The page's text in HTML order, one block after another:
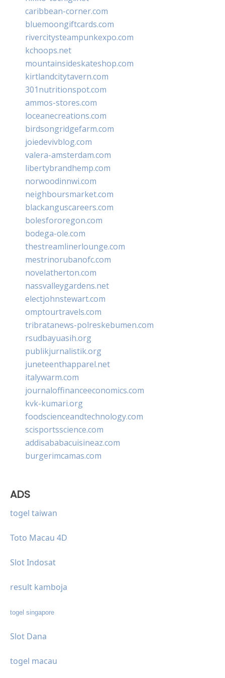
caribbean-corner.com
bluemoongiftcards.com
rivercitysteampunkexpo.com
kchoops.net
mountainsideskateshop.com
kirtlandcitytavern.com
301nutritionspot.com
ammos-stores.com
loceanecreations.com
birdsongridgefarm.com
joiedevivblog.com
valera-amsterdam.com
libertybrandhemp.com
norwoodinnwi.com
neighboursmarket.com
blackanguscareers.com
bolesfororegon.com
bodega-ole.com
thestreamlinerlounge.com
mestrinorubanofc.com
novelatherton.com
nassvalleygardens.net
electjohnstewart.com
omptourtravels.com
tribratanews-polreskebumen.com
rsudbayuasih.org
publikjurnalistik.org
juneteenthapparel.net
italywarm.com
journaloffinanceeconomics.com
kvk-kumari.org
foodscienceandtechnology.com
scisportsscience.com
addisababacuisineaz.com
burgerimcamas.com
ADS
togel taiwan
Toto Macau 4D
Slot Indosat
result kamboja
togel singapore
Slot Dana
togel macau